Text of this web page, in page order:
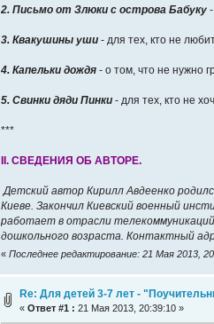
2. Письмо от Злюки с острова Бабуку-
3. Квакушины уши- для тех, кто не
4. Капельки дождя- о том, что не нужно
5. Свинки дяди Пинки- для тех, кто не
***
II. CВЕДЕНИЯ ОБ АВТОРЕ.
Детский автор Кирилл Авдеенко
Киеве. Закончил Киевский военный
работает в отрасли
дошкольного возраста. Контактный
« Последнее редактирование: 21 Мая 2013,
Re: Для детей 3-7 лет -
«Ответ #1 : 21 Мая 2013, 20:39:10 »